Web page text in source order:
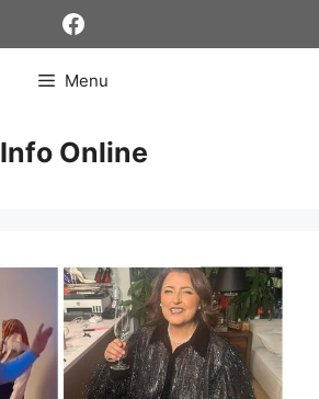
Facebook
Menu
Info Online